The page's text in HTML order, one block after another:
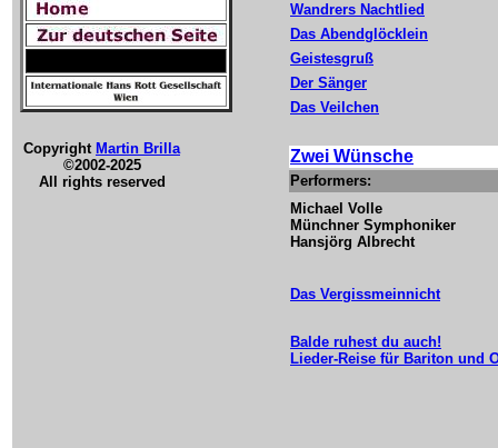
Copyright Martin Brilla
©2002-2025
All rights reserved
Wandrers Nachtlied
Das Abendglöcklein
Geistesgruß
Der Sänger
Das Veilchen
Zwei Wünsche
Performers:
Michael Volle
Münchner Symphoniker
Hansjörg Albrecht
Das Vergissmeinnicht
Balde ruhest du auch!
Lieder-Reise für Bariton und